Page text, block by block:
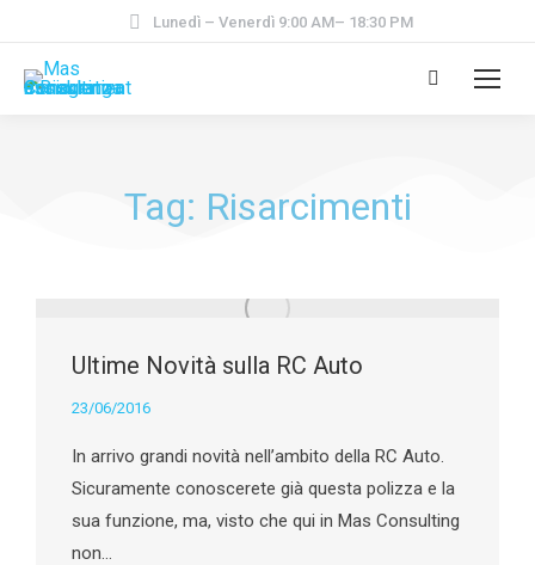
Lunedì – Venerdì 9:00 AM– 18:30 PM
Tag: Risarcimenti
Ultime Novità sulla RC Auto
23/06/2016
In arrivo grandi novità nell’ambito della RC Auto.
Sicuramente conoscerete già questa polizza e la
sua funzione, ma, visto che qui in Mas Consulting
non…